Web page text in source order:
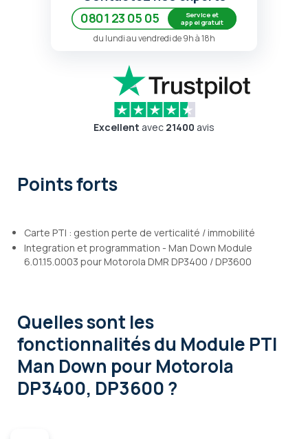
0801 23 05 05
Service et
appel gratuit
du lundi au vendredi de 9h à 18h
Excellent avec 21400 avis
Points forts
Carte PTI : gestion perte de verticalité / immobilité
Integration et programmation - Man Down Module
6.01.15.0003 pour Motorola DMR DP3400 / DP3600
Quelles sont les
fonctionnalitésdu Module PTI
Man Down pour Motorola
DP3400, DP3600 ?